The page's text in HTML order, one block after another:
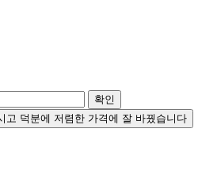
확인
고 덕분에 저렴한 가격에 잘 바꿨습니다